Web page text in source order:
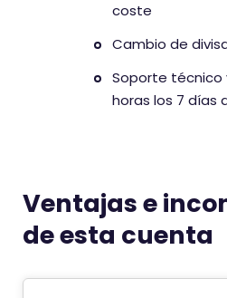
coste
Cambio de
Soporte técnico
horas los 7 días
Ventajas e
de esta cuenta